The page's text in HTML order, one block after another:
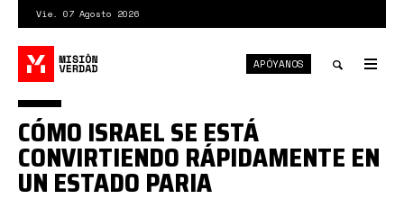
contenido
principal
Vie. 07 Agosto 2026
APÓYANOS
CÓMO ISRAEL SE ESTÁ
CONVIRTIENDO RÁPIDAMENTE EN
UN ESTADO PARIA